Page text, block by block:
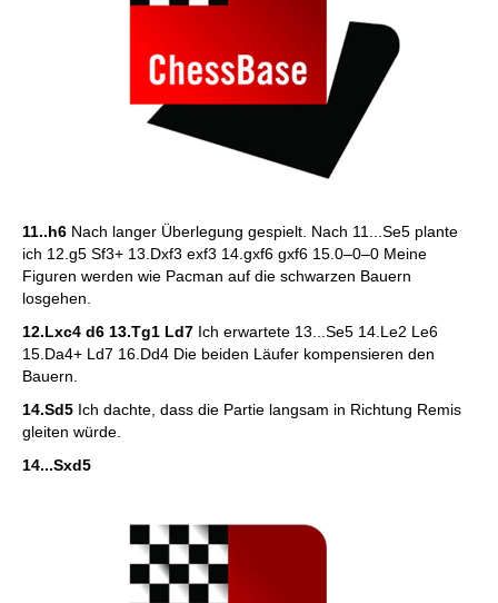
11..h6 Nach langer Überlegung gespielt. Nach 11...Se5 plante
ich 12.g5 Sf3+ 13.Dxf3 exf3 14.gxf6 gxf6 15.0–0–0 Meine
Figuren werden wie Pacman auf die schwarzen Bauern
losgehen.
12.Lxc4 d6 13.Tg1 Ld7 Ich erwartete 13...Se5 14.Le2 Le6
15.Da4+ Ld7 16.Dd4 Die beiden Läufer kompensieren den
Bauern.
14.Sd5 Ich dachte, dass die Partie langsam in Richtung Remis
gleiten würde.
14...Sxd5